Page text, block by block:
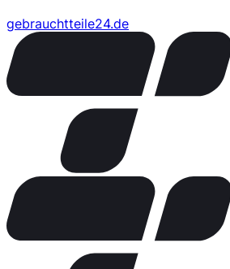
gebrauchtteile24.de